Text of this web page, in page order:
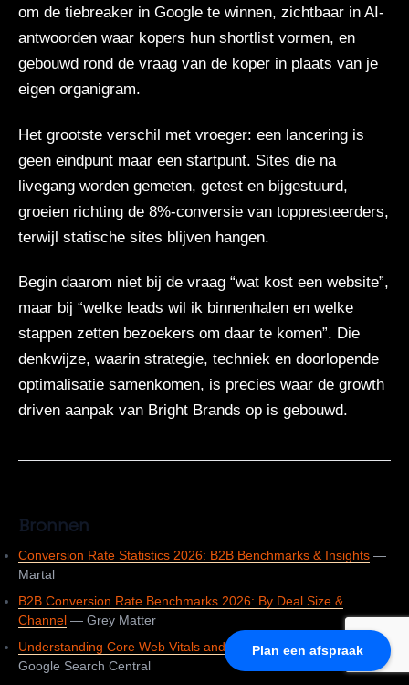
Plan een afspraak
om de tiebreaker in Google te winnen, zichtbaar in AI-
antwoorden waar kopers hun shortlist vormen, en
gebouwd rond de vraag van de koper in plaats van je
eigen organigram.
Het grootste verschil met vroeger: een lancering is
geen eindpunt maar een startpunt. Sites die na
livegang worden gemeten, getest en bijgestuurd,
groeien richting de 8%-conversie van toppresteerders,
terwijl statische sites blijven hangen.
Begin daarom niet bij de vraag “wat kost een website”,
maar bij “welke leads wil ik binnenhalen en welke
stappen zetten bezoekers om daar te komen”. Die
denkwijze, waarin strategie, techniek en doorlopende
optimalisatie samenkomen, is precies waar de growth
driven aanpak van Bright Brands op is gebouwd.
Bronnen
Conversion Rate Statistics 2026: B2B Benchmarks & Insights —
Martal
B2B Conversion Rate Benchmarks 2026: By Deal Size &
Channel — Grey Matter
Understanding Core Web Vitals and Google Search results —
Google Search Central